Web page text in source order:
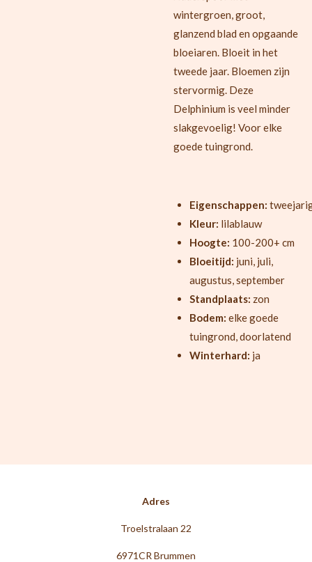
wintergroen, groot,
glanzend blad en opgaande
bloeiaren. Bloeit in het
tweede jaar. Bloemen zijn
stervormig. Deze
Delphinium is veel minder
slakgevoelig! Voor elke
goede tuingrond.
Eigenschappen:
Kleur: lilablauw
Hoogte: 100-200+ cm
Bloeitijd: juni, juli,
augustus, september
Standplaats: zon
Bodem: elke goede
tuingrond, doorlatend
Winterhard: ja
Adres
Troelstralaan 22
6971CR Brummen